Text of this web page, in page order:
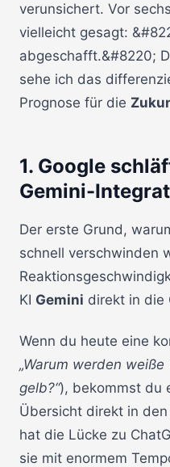
verunsichert. Vor
vielleicht gesagt:
abgeschafft.&#8220;
sehe ich das
Prognose für die
1. Google
Gemini-
Der erste Grund,
schnell verschwinden
KI Gemini direkt in die
Wenn du heute eine
„Warum werden
gelb?“), bekommst du
Übersicht direkt in
hat die Lücke zu
sie mit enormem